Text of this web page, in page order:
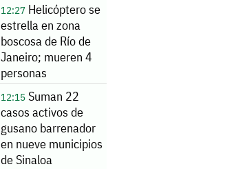
12:27Helicóptero se
estrella en zona
boscosa de Río de
Janeiro; mueren 4
personas
12:15Suman 22
casos activos de
gusano barrenador
en nueve municipios
de Sinaloa